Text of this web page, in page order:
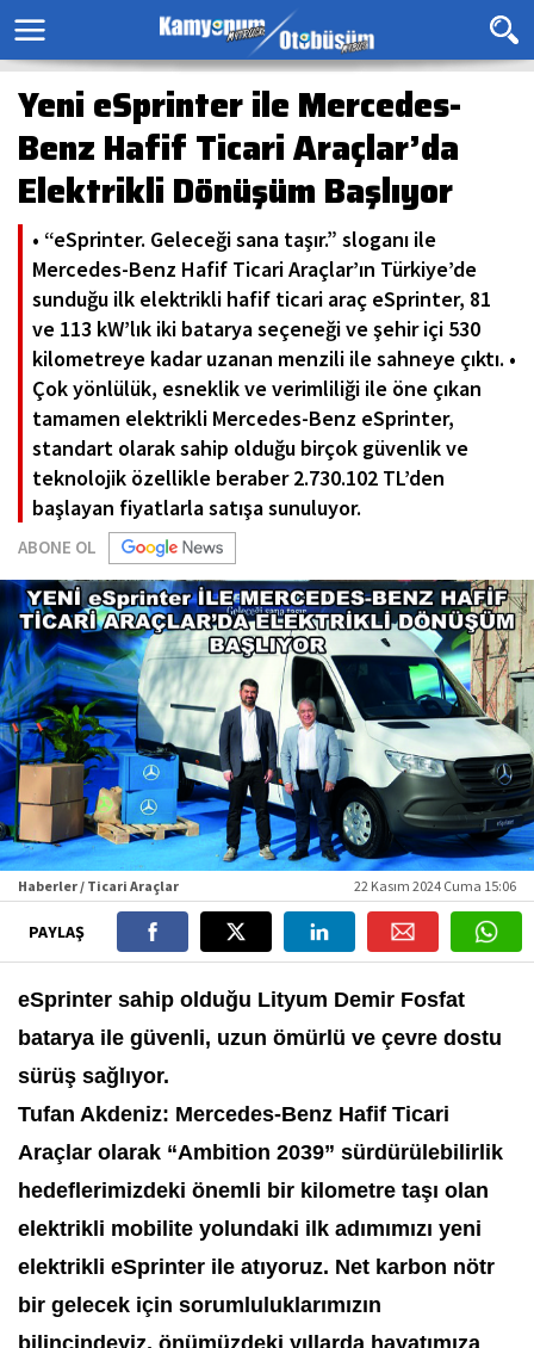
Yeni eSprinter ile Mercedes-
Benz Hafif Ticari Araçlar’da
Elektrikli Dönüşüm Başlıyor
• “eSprinter. Geleceği sana taşır.” sloganı ile
Mercedes-Benz Hafif Ticari Araçlar’ın Türkiye’de
sunduğu ilk elektrikli hafif ticari araç eSprinter, 81
ve 113 kW’lık iki batarya seçeneği ve şehir içi 530
kilometreye kadar uzanan menzili ile sahneye çıktı. •
Çok yönlülük, esneklik ve verimliliği ile öne çıkan
tamamen elektrikli Mercedes-Benz eSprinter,
standart olarak sahip olduğu birçok güvenlik ve
teknolojik özellikle beraber 2.730.102 TL’den
başlayan fiyatlarla satışa sunuluyor.
ABONE OL
Haberler / Ticari Araçlar 22 Kasım 2024 Cuma 15:06
PAYLAŞ
eSprinter sahip olduğu Lityum Demir Fosfat
batarya ile güvenli, uzun ömürlü ve çevre dostu
sürüş sağlıyor.
Tufan Akdeniz: Mercedes-Benz Hafif Ticari
Araçlar olarak “Ambition 2039” sürdürülebilirlik
hedeflerimizdeki önemli bir kilometre taşı olan
elektrikli mobilite yolundaki ilk adımımızı yeni
elektrikli eSprinter ile atıyoruz. Net karbon nötr
bir gelecek için sorumluluklarımızın